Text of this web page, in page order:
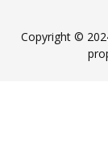
Copyright ©